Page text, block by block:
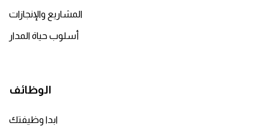
المشاريع والإنجازات
أسلوب حياة المدار
الوظائف
ابدا وظيفتك